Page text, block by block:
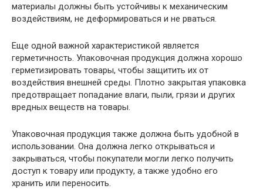
материалы должны быть устойчивы к механическим
воздействиям, не деформироваться и не рваться.
Еще одной важной характеристикой является
герметичность. Упаковочная продукция должна хорошо
герметизировать товары, чтобы защитить их от
воздействия внешней среды. Плотно закрытая упаковка
предотвращает попадание влаги, пыли, грязи и других
вредных веществ на товары.
Упаковочная продукция также должна быть удобной в
использовании. Она должна легко открываться и
закрываться, чтобы покупатели могли легко получить
доступ к товару или продукту, а также удобно его
хранить или переносить.